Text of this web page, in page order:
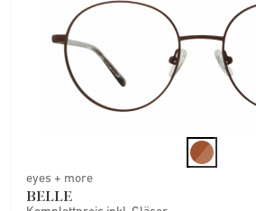
eyes + more
BELLE